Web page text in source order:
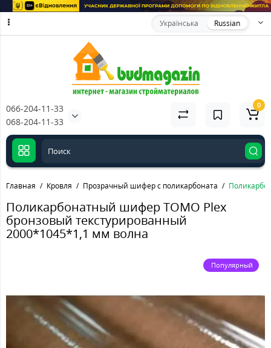
Українська Russian
066-204-11-33
068-204-11-33
0
Главная Кровля Прозрачный шифер с поликарбоната
Поликарбонатный шифер TOMO Plex
бронзовый текстурированный
2000*1045*1,1 мм волна
Популярный